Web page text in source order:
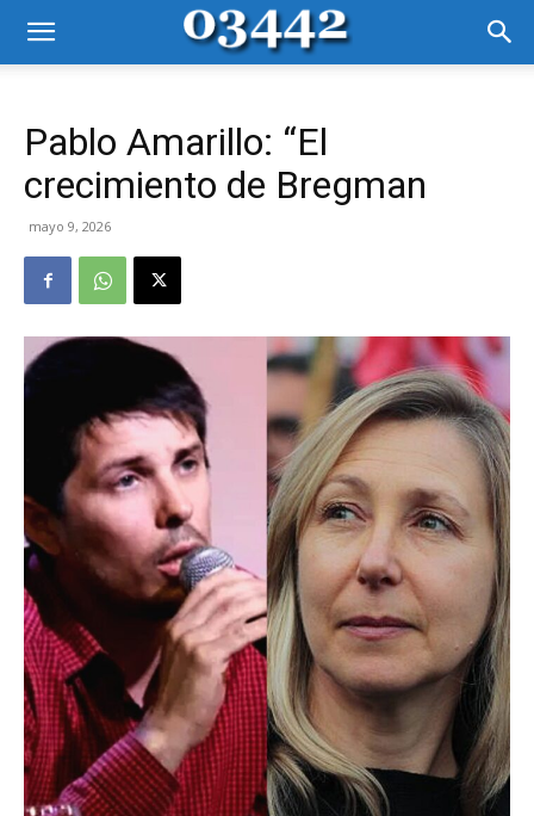
Pablo Amarillo: “El
crecimiento de Bregman
mayo 9, 2026